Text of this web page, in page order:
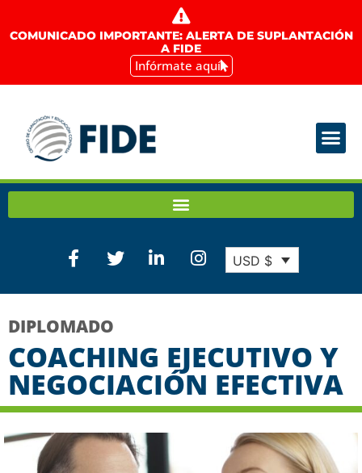
COMUNICADO IMPORTANTE: ALERTA DE SUPLANTACIÓN
A FIDE
Infórmate aquí
USD $
DIPLOMADO
COACHING EJECUTIVO Y
NEGOCIACIÓN EFECTIVA